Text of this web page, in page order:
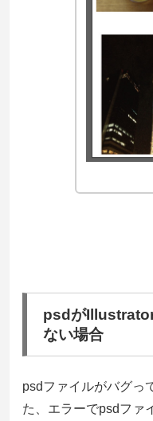
psdが
ない場合
psdファイルがバグっ
た、エラーでpsdファ